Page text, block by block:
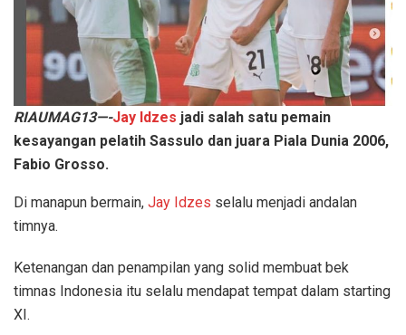
RIAUMAG13—-Jay Idzes jadi salah satu pemain
kesayangan pelatih Sassulo dan juara Piala Dunia 2006,
Fabio Grosso.
Di manapun bermain, Jay Idzes selalu menjadi andalan
timnya.
Ketenangan dan penampilan yang solid membuat bek
timnas Indonesia itu selalu mendapat tempat dalam starting
XI.